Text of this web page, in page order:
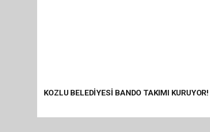
KOZLU BELEDİYESİ BANDO TAKIMI KURUYOR!